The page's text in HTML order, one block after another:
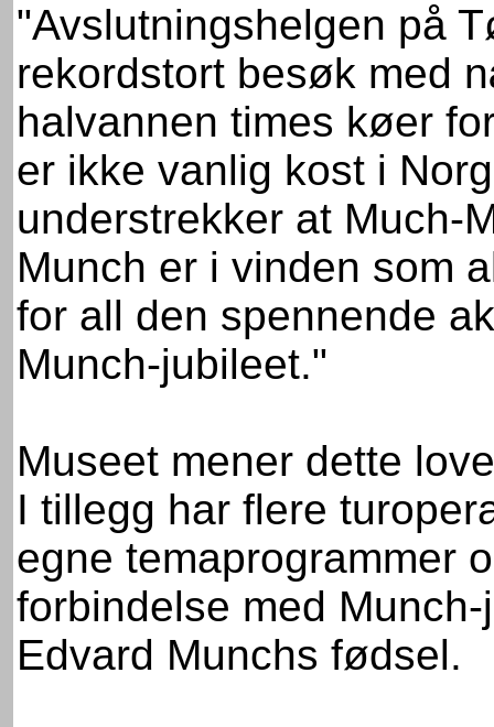
"Avslutningshelgen på
rekordstort besøk med
halvannen times køer
er ikke vanlig kost i
understrekker at Much-
Munch er i vinden som
for all den spennende
Munch-jubileet."
Museet mener dette
I tillegg har flere
egne temaprogrammer
forbindelse med
Edvard Munchs fødsel.